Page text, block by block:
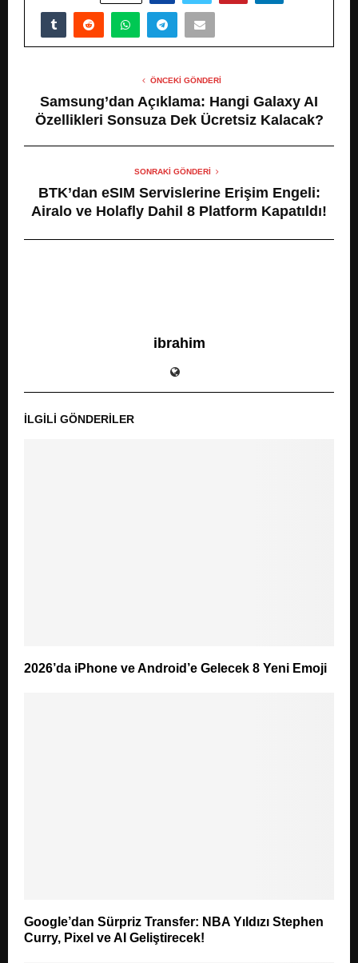
ÖNCEKI GÖNDERI
Samsung’dan Açıklama: Hangi Galaxy AI
Özellikleri Sonsuza Dek Ücretsiz Kalacak?
SONRAKI GÖNDERI
BTK’dan eSIM Servislerine Erişim Engeli:
Airalo ve Holafly Dahil 8 Platform Kapatıldı!
ibrahim
İLGILI GÖNDERILER
2026’da iPhone ve Android’e Gelecek 8 Yeni Emoji
Google’dan Sürpriz Transfer: NBA Yıldızı Stephen
Curry, Pixel ve AI Geliştirecek!